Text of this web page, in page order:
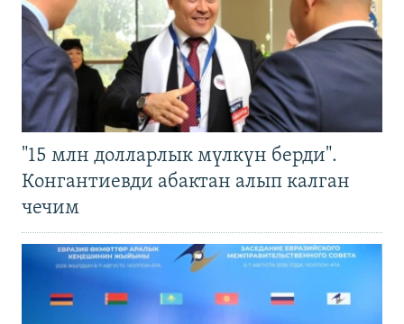
"15 млн долларлык мүлкүн берди".
Конгантиевди абактан алып калган
чечим